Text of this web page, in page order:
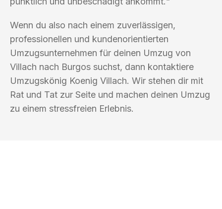
Wenn du also nach einem zuverlässigen,
professionellen und kundenorientierten
Umzugsunternehmen für deinen Umzug von
Villach nach Burgos suchst, dann kontaktiere
Umzugskönig Koenig Villach. Wir stehen dir mit
Rat und Tat zur Seite und machen deinen Umzug
zu einem stressfreien Erlebnis.